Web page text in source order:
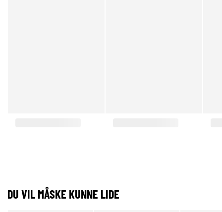
DU VIL MÅSKE KUNNE LIDE